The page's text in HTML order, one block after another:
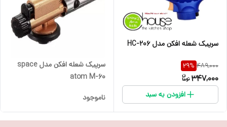
سرپیک شعله افکن مدل HC-206
489,000
29%
347,000
افزودن به سبد
سرپیک شعله افکن مدل space
atom M-60
ناموجود